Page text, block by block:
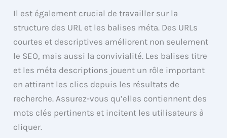
Il est également crucial de travailler sur la
structure des URL et les balises méta. Des URLs
courtes et descriptives améliorent non seulement
le SEO, mais aussi la convivialité. Les balises titre
et les méta descriptions jouent un rôle important
en attirant les clics depuis les résultats de
recherche. Assurez-vous qu’elles contiennent des
mots clés pertinents et incitent les utilisateurs à
cliquer.